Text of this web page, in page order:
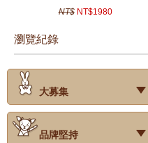
NT$ NT$1980
瀏覽紀錄
prev
大募集
‧試用評價
品牌堅持